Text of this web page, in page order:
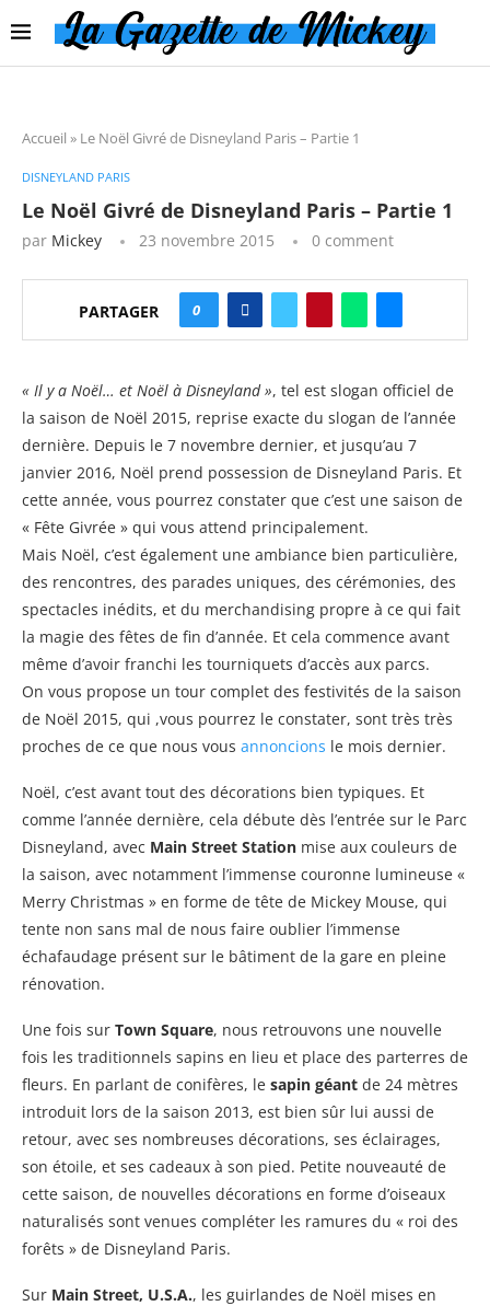
Accueil » Le Noël Givré de Disneyland Paris – Partie 1
DISNEYLAND PARIS
Le Noël Givré de Disneyland Paris – Partie 1
par Mickey 23 novembre 2015 0 comment
PARTAGER 0
« Il y a Noël… et Noël à Disneyland », tel est slogan officiel de
la saison de Noël 2015, reprise exacte du slogan de l’année
dernière. Depuis le 7 novembre dernier, et jusqu’au 7
janvier 2016, Noël prend possession de Disneyland Paris. Et
cette année, vous pourrez constater que c’est une saison de
« Fête Givrée » qui vous attend principalement.
Mais Noël, c’est également une ambiance bien particulière,
des rencontres, des parades uniques, des cérémonies, des
spectacles inédits, et du merchandising propre à ce qui fait
la magie des fêtes de fin d’année. Et cela commence avant
même d’avoir franchi les tourniquets d’accès aux parcs.
On vous propose un tour complet des festivités de la saison
de Noël 2015, qui ,vous pourrez le constater, sont très très
proches de ce que nous vous annoncions le mois dernier.
Noël, c’est avant tout des décorations bien typiques. Et
comme l’année dernière, cela débute dès l’entrée sur le Parc
Disneyland, avec Main Street Station mise aux couleurs de
la saison, avec notamment l’immense couronne lumineuse «
Merry Christmas » en forme de tête de Mickey Mouse, qui
tente non sans mal de nous faire oublier l’immense
échafaudage présent sur le bâtiment de la gare en pleine
rénovation.
Une fois sur Town Square, nous retrouvons une nouvelle
fois les traditionnels sapins en lieu et place des parterres de
fleurs. En parlant de conifères, le sapin géant de 24 mètres
introduit lors de la saison 2013, est bien sûr lui aussi de
retour, avec ses nombreuses décorations, ses éclairages,
son étoile, et ses cadeaux à son pied. Petite nouveauté de
cette saison, de nouvelles décorations en forme d’oiseaux
naturalisés sont venues compléter les ramures du « roi des
forêts » de Disneyland Paris.
Sur Main Street, U.S.A., les guirlandes de Noël mises en